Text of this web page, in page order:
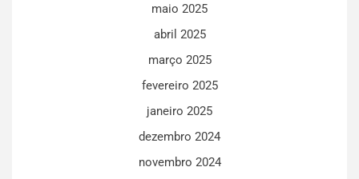
maio 2025
abril 2025
março 2025
fevereiro 2025
janeiro 2025
dezembro 2024
novembro 2024